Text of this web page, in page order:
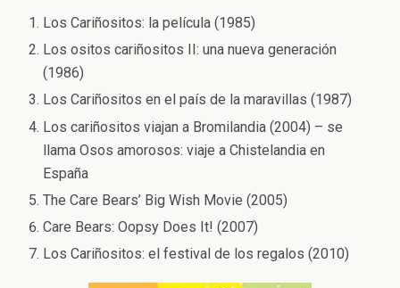
Los Cariñositos: la película (1985)
Los ositos cariñositos II: una nueva generación
(1986)
Los Cariñositos en el país de la maravillas (1987)
Los cariñositos viajan a Bromilandia (2004) – se
llama Osos amorosos: viaje a Chistelandia en
España
The Care Bears’ Big Wish Movie (2005)
Care Bears: Oopsy Does It! (2007)
Los Cariñositos: el festival de los regalos (2010)